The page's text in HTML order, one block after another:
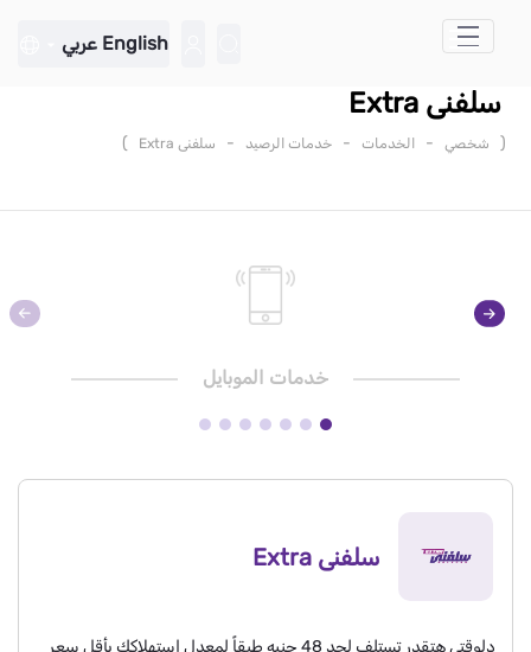
تخطي إلى المحتوى الرئيسي
English عربي
سلفنى Extra
( شخصي - الخدمات - خدمات الرصيد - سلفنى Extra )
خدمات الموبايل
سلفنى Extra
دلوقتي هتقدر تستلف لحد 48 جنيه طبقاً لمعدل استهلاكك بأقل سعر